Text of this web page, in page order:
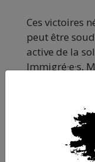
Ces victoires
peut être
active de la
Immigré·e·s,
Nous, avec
collectifs de
prenante de